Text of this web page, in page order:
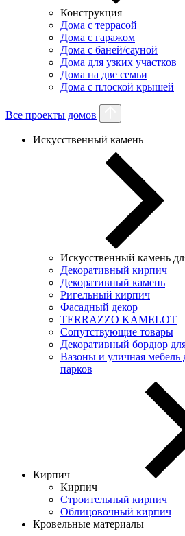
Конструкция
Дома с террасой
Дома с гаражом
Дома с баней/сауной
Дома для узких участков
Дома на две семьи
Дома с плоской крышей
Все проекты домов
Искусственный камень
Искусственный камень
Декоративный кирпич
Декоративный камень
Ригельный кирпич
Фасадный декор
TERRAZZO KAMELOT
Сопутствующие товары
Декоративный бордюр
Вазоны и уличная
парков
Кирпич
Кирпич
Строительный кирпич
Облицовочный кирпич
Кровельные материалы